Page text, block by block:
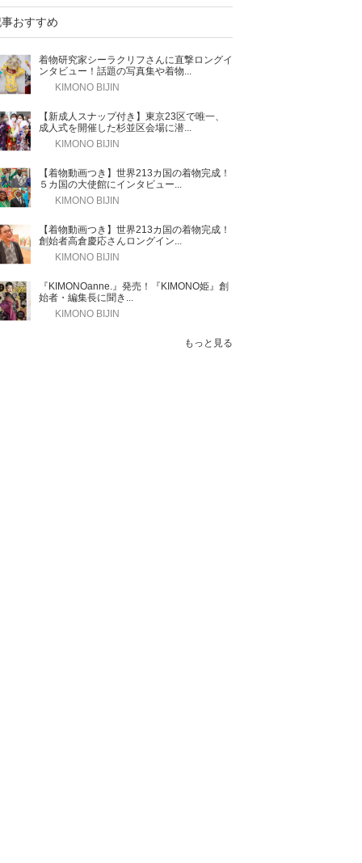
おすすめ
着物研究家シーラクリフさんに直撃ロングイ
ンタビュー！話題の写真集や着物...
KIMONO BIJIN
【新成人スナップ付き】東京23区で唯一、
成人式を開催した杉並区会場に潜...
KIMONO BIJIN
【着物動画つき】世界213カ国の着物完成！
５カ国の大使館にインタビュー...
KIMONO BIJIN
【着物動画つき】世界213カ国の着物完成！
創始者高倉慶応さんロングイン...
KIMONO BIJIN
『KIMONOanne.』発売！『KIMONO姫』創
始者・編集長に聞き...
KIMONO BIJIN
もっと見る